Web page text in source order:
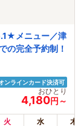
メニュー／津
の完全予約制！
ンラインカード決済可
おひとり
4,180円～
火 水 木